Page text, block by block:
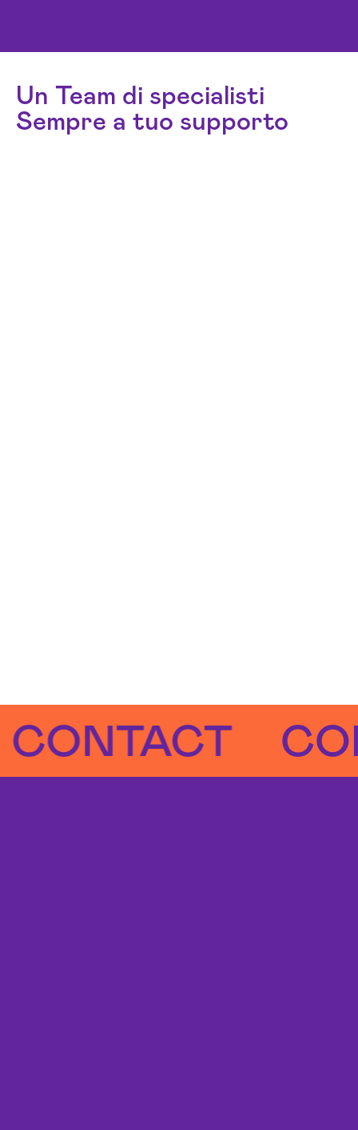
Un Team di specialisti
Sempre a tuo supporto